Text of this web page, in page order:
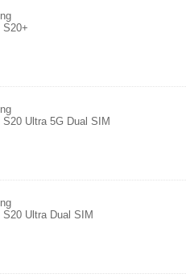
S20+
Ultra 5G Dual SIM
Ultra Dual SIM